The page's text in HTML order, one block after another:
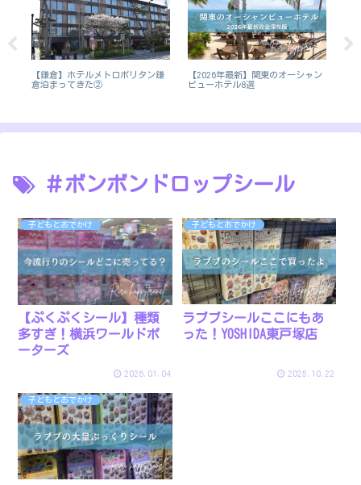
【鎌倉】ホテルメトロポリタン鎌
倉泊まってきた②
【2026年最新】関東のオーシャン
ビューホテル8選
＃ボンボンドロップシール
子どもとおでかけ
【ぷくぷくシール】種類
多すぎ！横浜ワールドポ
ーターズ
2026.01.04
子どもとおでかけ
ラブブシールここにもあ
った！YOSHIDA東戸塚店
2025.10.22
子どもとおでかけ